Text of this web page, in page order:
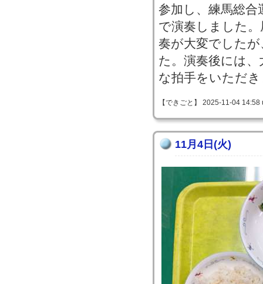
参加し、練馬総合
で演奏しました
奏が大変でした
た。演奏後には
な拍手をいただ
【できごと】 2025-11-04
11月4日(火)